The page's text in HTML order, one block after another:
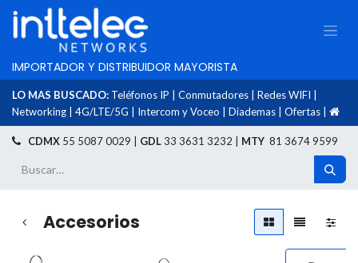
IMPORTADOR Y DISTRIBUIDOR MAYORISTA
LO MAS BUSCADO: Teléfonos IP Conmutadores Redes WIFI
Networking
4G/LTE/5G Intercom y Voceo Diademas Ofertas
CDMX 55 5087 0029 | GDL33 3631 3232 | MTY 81 3674 9599
Accesorios